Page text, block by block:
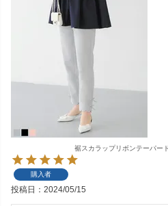
裾スカラップリボンテーパー
購入者
投稿日 2024/05/15